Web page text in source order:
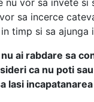
nu vor sa invete
sa incerce
timp si sa ajunga
ai rabdare sa
ca nu poti
lasi